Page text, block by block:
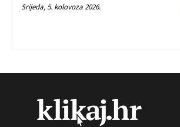
Srijeda, 5. kolovoza 2026.